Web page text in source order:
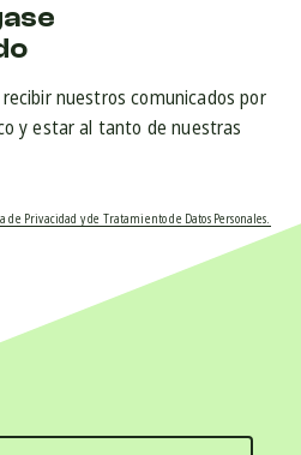
nuestros comunicados por
y estar al tanto de nuestras
Privacidad y de Tratamiento de Datos Personales.